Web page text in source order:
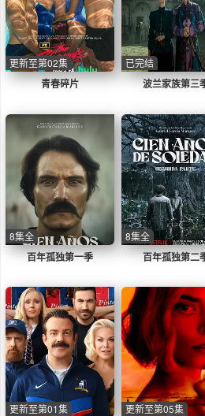
青春碎片
更新至第02集
波兰家族第三
已完结
百年孤独第一季
8集全
百年孤独第二
8集全
更新至第01集 更新至第05集